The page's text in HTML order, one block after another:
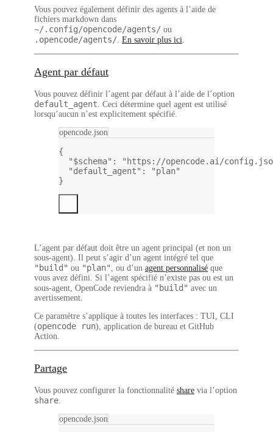
Vous pouvez également définir des agents à l’aide de
fichiers markdown dans
~/.config/opencode/agents/ ou
.opencode/agents/ En savoir plus ici
Agent par défaut
Vous pouvez définir l’agent par défaut à l’aide de l’option
default_agent . Ceci détermine quel agent est utilisé
lorsqu’aucun n’est explicitement spécifié.
opencode.json
{
"$schema" :
"https://opencode.ai/
"default_agent" :
"plan"
}
L’agent par défaut doit être un agent principal (et non un
sous-agent). Il peut s’agir d’un agent intégré tel que
"build" ou "plan" , ou d’un agent personnalisé que
vous avez défini. Si l’agent spécifié n’existe pas ou est un
sous-agent, OpenCode reviendra à "build" avec un
avertissement.
Ce paramètre s’applique à toutes les interfaces : TUI, CLI
(opencode run), application de bureau et GitHub
Action.
Partage
Vous pouvez configurer la fonctionnalité share via l’option
share
opencode.json